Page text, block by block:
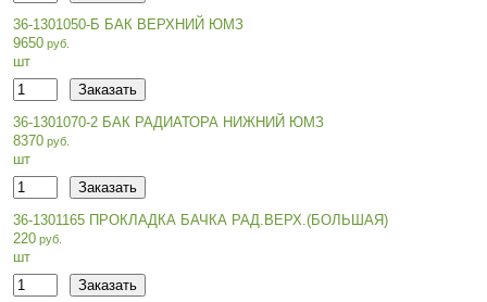
36-1301050-Б БАК ВЕРХНИЙ ЮМЗ
9650
шт
36-1301070-2 БАК РАДИАТОРА НИЖНИЙ ЮМЗ
8370
шт
36-1301165 ПРОКЛАДКА БАЧКА РАД.ВЕРХ.(БОЛЬШАЯ)
220
шт